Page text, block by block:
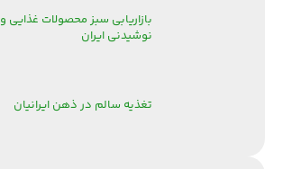
بازاریابی سبز محصولات غذایی و
نوشیدنی ایران
تغذیه سالم در ذهن ایرانیان